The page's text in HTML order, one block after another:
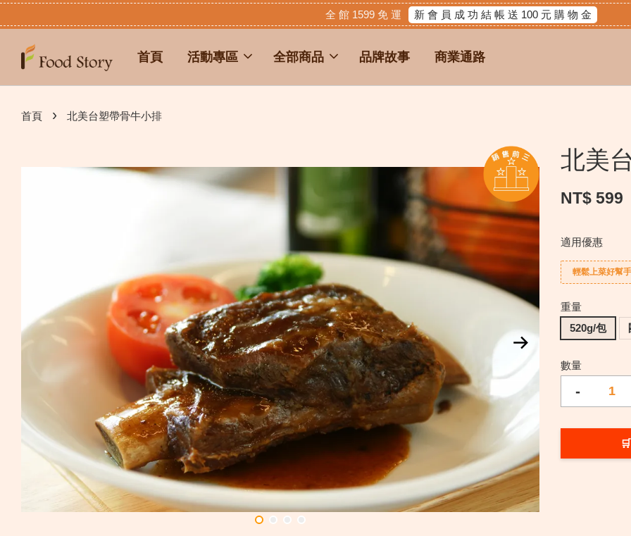
全 館 1599 免 運 新 會 員 成 功 結 帳 送 100 元 購 物 金
首頁 活動專區 全部商品 品牌故事 商業通路
首頁 › 北美台塑帶骨牛小排
北美
NT$ 599
適用優惠
輕鬆上菜好幫
重量
520g/包
數量
-